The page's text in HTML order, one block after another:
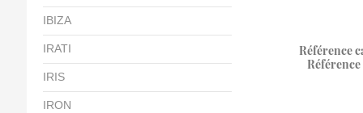
Référence
IBIZA
IRATI
IRIS
IRON